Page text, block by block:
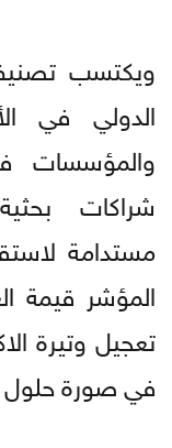
ويكتسب
الدولي في
والمؤسسات
شراكات
مستدامة
المؤشر قيمة
تعجيل وتيرة
في صورة حلول